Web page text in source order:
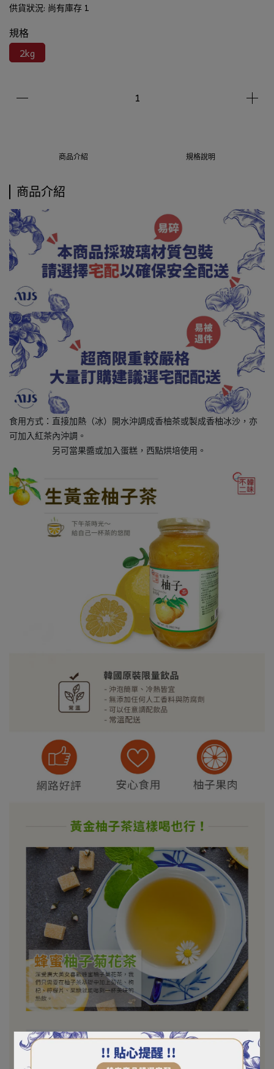
供貨狀況: 尚有庫存 1
規格
2kg
商品介紹 規格說明
商品介紹
食用方式：直接加熱（冰）開水沖調成香柚茶或製成香柚冰沙，亦
可加入紅茶內沖調。
另可當果醬或加入蛋糕，西點烘培使用。